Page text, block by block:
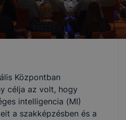
Központban
célja az volt, hogy
intelligencia (MI)
a szakképzésben és a